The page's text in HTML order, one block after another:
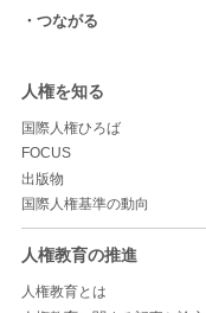
つながる
人権を知る
国際人権ひろば
FOCUS
出版物
国際人権基準の動向
人権教育の推進
人権教育とは